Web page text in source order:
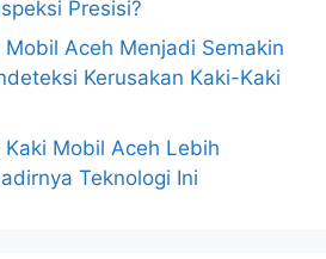
Presisi?
Aceh Menjadi Semakin
Kerusakan Kaki-Kaki
Mobil Aceh Lebih
Teknologi Ini